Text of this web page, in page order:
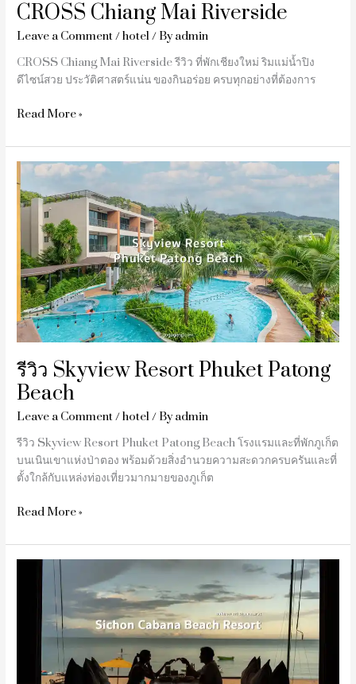
CROSS Chiang Mai Riverside
Leave a Comment/hotel/ Byadmin
CROSS Chiang Mai Riverside รีวิว ที่พักเชียงใหม่ ริมแม่น้ำปิง
ดีไซน์สวย ประวัติศาสตร์แน่น ของกินอร่อย ครบทุกอย่างที่ต้องการ
Read More »
รีวิว Skyview Resort Phuket Patong
Beach
Leave a Comment/hotel/ Byadmin
รีวิว Skyview Resort Phuket Patong Beach โรงแรมและที่พักภูเก็ต
บนเนินเขาแห่งป่าตอง พร้อมด้วยสิ่งอำนวยความสะดวกครบครันและที่
ตั้งใกล้กับแหล่งท่องเที่ยวมากมายของภูเก็ต
รีวิว
Skyview
Resort
Phuket
Patong
Beach
Read More »
Resort